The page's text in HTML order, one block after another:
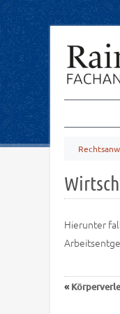
Hierunter
«